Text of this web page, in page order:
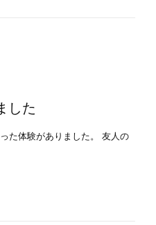
した
た体験がありました。 友人の